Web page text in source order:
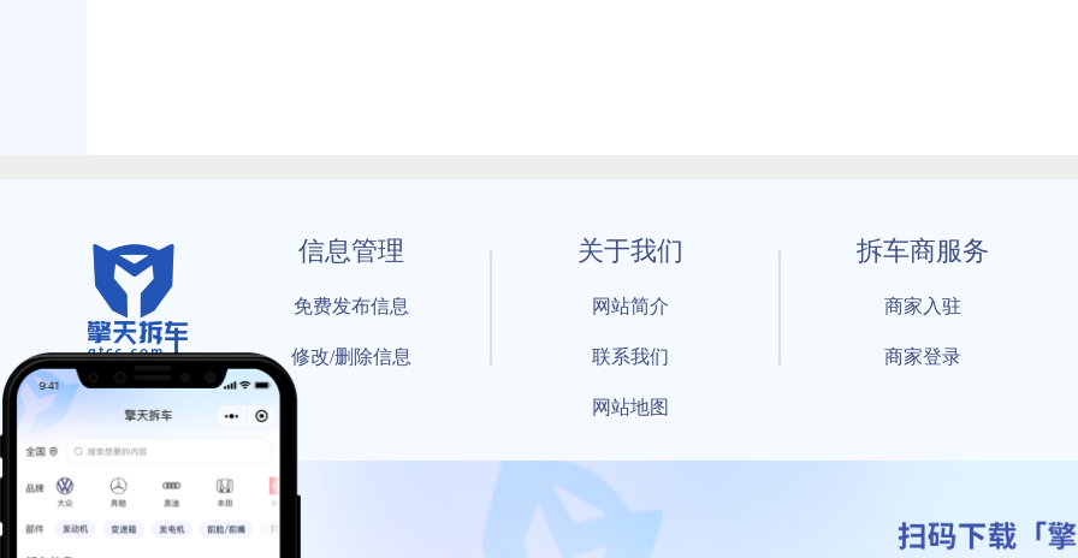
信息管理
免费发布信息
修改/删除信息
关于我们
网站简介
联系我们
网站地图
拆车商服务
商家入驻
商家登录
© 2021 By 擎天拆车-买卖拆车件，擎天拆车好省快 All Rights Reserved
工信部备案号：鲁ICP备18021004号-17 公安部备案号： 鲁公网安备